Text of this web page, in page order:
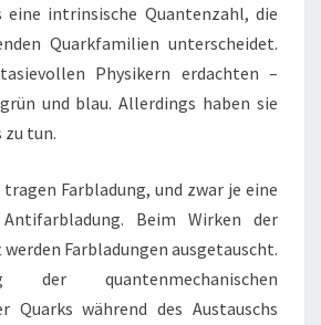
eine intrinsische Quantenzahl, die
Quarkfamilien unterscheidet.
Physikern erdachten –
und blau. Allerdings haben sie
tun.
tragen Farbladung, und zwar je eine
Beim Wirken der
Farbladungen ausgetauscht.
der quantenmechanischen
Quarks während des Austauschs